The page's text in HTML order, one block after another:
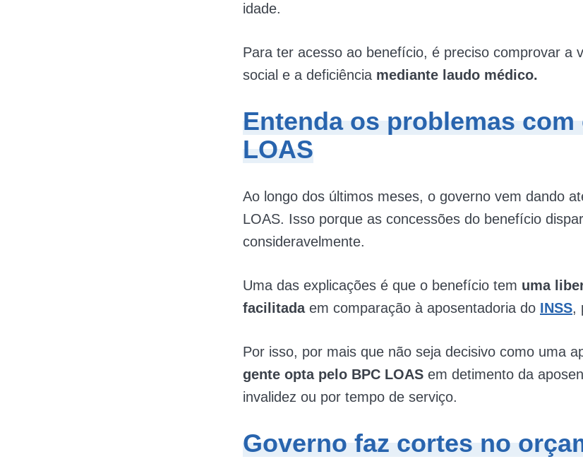
idade.
Para ter acesso ao benefício, é preciso comprovar a
social e a deficiência mediante laudo médico.
Entenda os problemas com
LOAS
Ao longo dos últimos meses, o governo vem dando
LOAS. Isso porque as concessões do benefício
consideravelmente.
Uma das explicações é que o benefício tem uma
facilitada em comparação à aposentadoria do INSS,
Por isso, por mais que não seja decisivo como uma
gente opta pelo BPC LOAS em detimento da
invalidez ou por tempo de serviço.
Governo faz cortes no